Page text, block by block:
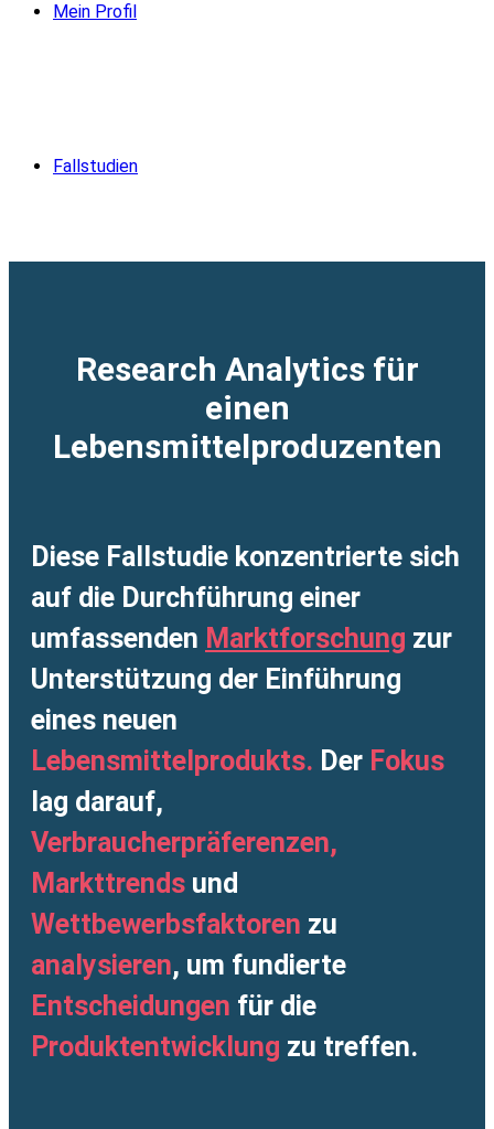
Mein Profil
Fallstudien
Research Analytics für
einen
Lebensmittelproduzenten
Diese Fallstudie konzentrierte sich
auf die Durchführung einer
umfassenden Marktforschung zur
Unterstützung der Einführung
eines neuen
Lebensmittelprodukts. Der Fokus
lag darauf,
Verbraucherpräferenzen,
Markttrends und
Wettbewerbsfaktoren zu
analysieren, um fundierte
Entscheidungen für die
Produktentwicklung zu treffen.